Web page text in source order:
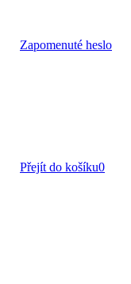
Zapomenuté heslo
Přejít do košíku0